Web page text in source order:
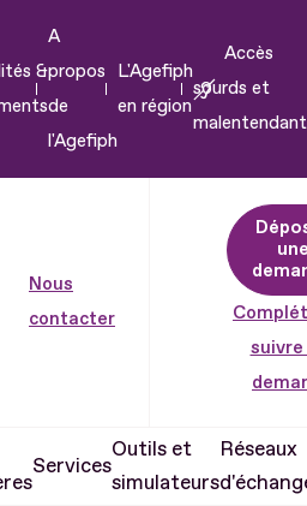
&
A
propos
de
l'Agefiph
L'Agefiph
en région
Accès
sourds et
Nous
contacter
suivre
Services
Outils et
simulateurs
Réseaux